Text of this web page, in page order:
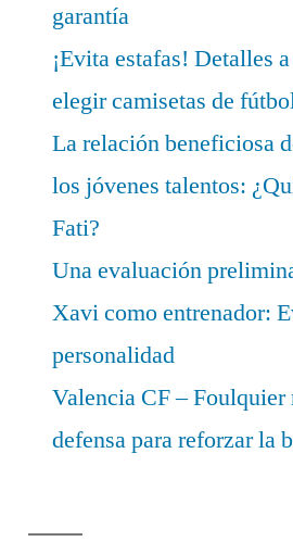
garantía
¡Evita estafas! Detalles
elegir camisetas de
La relación beneficiosa
los jóvenes talentos:
Fati?
Una evaluación
Xavi como entrenador:
personalidad
Valencia CF – Foulquier
defensa para reforzar la